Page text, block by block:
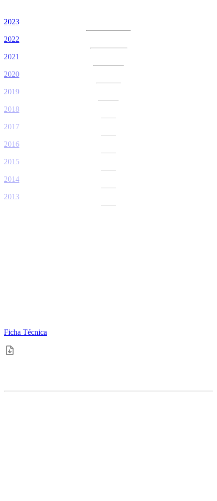
2023
2022
2021
2020
2019
2018
2017
2016
2015
2014
2013
Ficha Técnica